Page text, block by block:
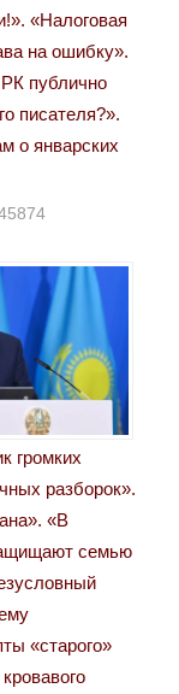
«Налоговая
на ошибку».
публично
писателя?».
о январских
громких
разборок».
«В
семью
«старого»